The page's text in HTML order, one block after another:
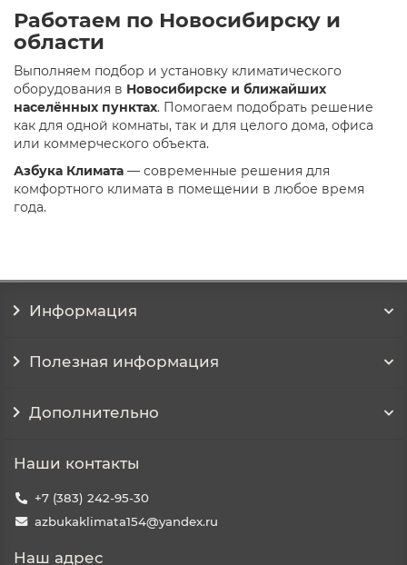
Работаем по Новосибирску и
области
Выполняем подбор и установку климатического
оборудования в Новосибирске и ближайших
населённых пунктах. Помогаем подобрать решение
как для одной комнаты, так и для целого дома, офиса
или коммерческого объекта.
Азбука Климата — современные решения для
комфортного климата в помещении в любое время
года.
Информация
Полезная информация
Дополнительно
Наши контакты
+7 (383) 242-95-30
azbukaklimata154@yandex.ru
Наш адрес